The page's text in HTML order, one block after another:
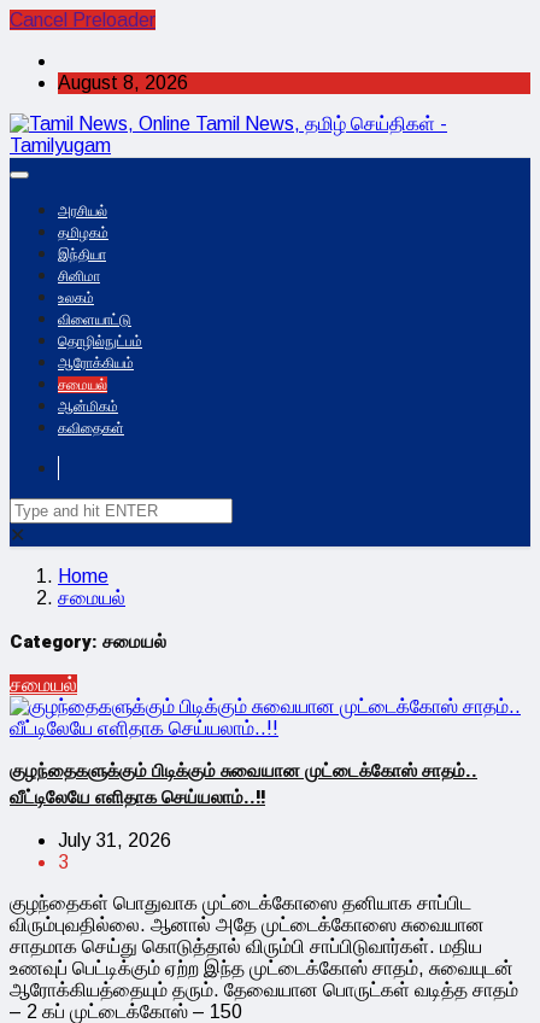
Cancel Preloader
August 8, 2026
அரசியல்
தமிழகம்
இந்தியா
சினிமா
உலகம்
விளையாட்டு
தொழில்நுட்பம்
ஆரோக்கியம்
சமையல்
ஆன்மிகம்
கவிதைகள்
✕
Home
சமையல்
Category: சமையல்
சமையல்
குழந்தைகளுக்கும் பிடிக்கும் சுவையான முட்டைக்கோஸ் சாதம்..
வீட்டிலேயே எளிதாக செய்யலாம்..!!
July 31, 2026
3
குழந்தைகள் பொதுவாக முட்டைக்கோஸை தனியாக சாப்பிட
விரும்புவதில்லை. ஆனால் அதே முட்டைக்கோஸை சுவையான
சாதமாக செய்து கொடுத்தால் விரும்பி சாப்பிடுவார்கள். மதிய
உணவுப் பெட்டிக்கும் ஏற்ற இந்த முட்டைக்கோஸ் சாதம், சுவையுடன்
ஆரோக்கியத்தையும் தரும். தேவையான பொருட்கள் வடித்த சாதம்
– 2 கப் முட்டைக்கோஸ் – 150